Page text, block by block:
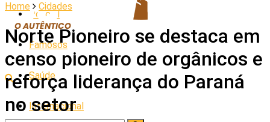
Policial
Famosos
Saúde
Internacional
Home Cidades
Norte Pioneiro se destaca em
censo pioneiro de orgânicos e
reforça liderança do Paraná
no setor